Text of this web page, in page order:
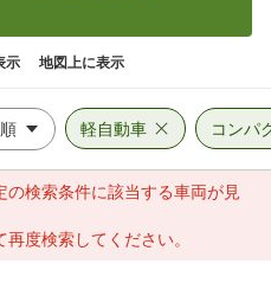
示 地図上に表示
軽自動車 コンパ
検索条件に該当する車両が見
度検索してください。